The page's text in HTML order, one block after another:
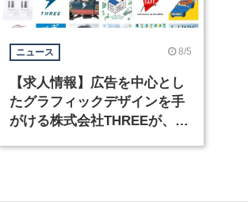
ニュース 8/5
【求人情報】広告を中心とし
たグラフィックデザインを手
がける株式会社THREEが、グ